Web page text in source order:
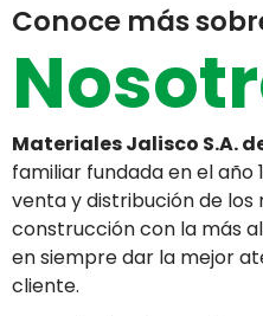
Conoce más
Materiales Jalisco S.A.
familiar fundada en el año
venta y distribución de
construcción con la más
en siempre dar la mejor
cliente.